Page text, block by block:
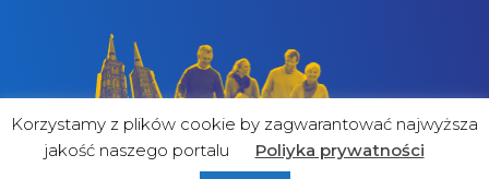
Korzystamy z plików cookie by zagwarantować najwyższa
jakość naszego portalu
Poliyka prywatności